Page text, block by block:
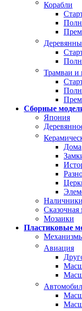
Корабли
Трамваи и
Сборные
Япония
Дома
Наличники
Мозаики
Пластиковые
Авиация